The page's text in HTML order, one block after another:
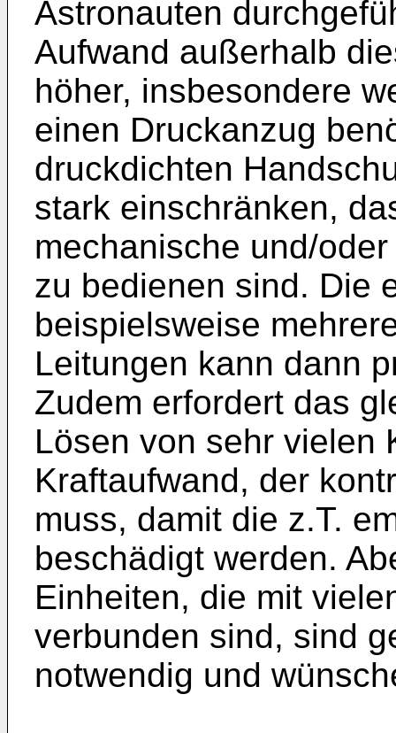
Astronauten
Aufwand außerhalb
höher, insbesondere
einen Druckanzug
druckdichten
stark einschränken,
mechanische und/
zu bedienen sind. Die
beispielsweise
Leitungen kann dann
Zudem erfordert das
Lösen von sehr vielen
Kraftaufwand, der
muss, damit die z.T.
beschädigt werden.
Einheiten, die mit
verbunden sind, sind
notwendig und